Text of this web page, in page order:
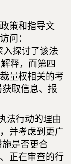
策和指导文
问：
入探讨了该法
释，而第四
量权相关的考
取信息、报
法行动的理由
并考虑到更广
是否更合
正在审查的行